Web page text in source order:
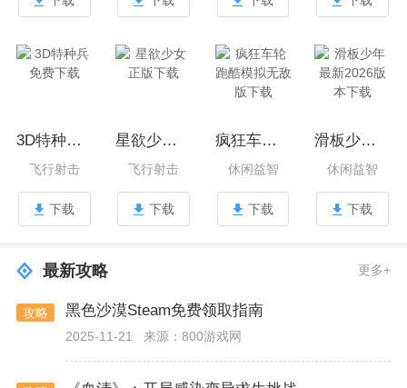
3D特种兵免费下载
飞行射击
下载
星欲少女正版下载
飞行射击
下载
疯狂车轮跑酷模拟无敌版下载
休闲益智
下载
滑板少年最新2026版本下载
休闲益智
下载
最新攻略 更多+
攻略 黑色沙漠Steam免费领取指南
2025-11-21 来源：800游戏网